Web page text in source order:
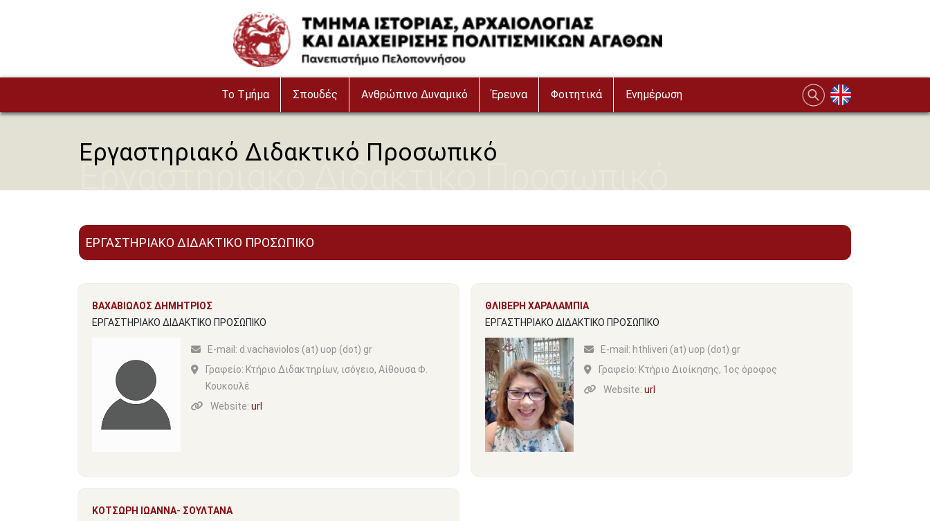
Image
To Τμήμα Σπουδές Ανθρώπινο Δυναμικό Έρευνα Φοιτητικά Ενημέρωση
Εργαστηριακό Διδακτικό Προσωπικό
Εργαστηριακό Διδακτικό Προσωπικό
ΕΡΓΑΣΤΗΡΙΑΚΟ ΔΙΔΑΚΤΙΚΟ ΠΡΟΣΩΠΙΚΟ
ΒΑΧΑΒΙΩΛΟΣ ΔΗΜΗΤΡΙΟΣ
ΕΡΓΑΣΤΗΡΙΑΚΟ ΔΙΔΑΚΤΙΚΟ ΠΡΟΣΩΠΙΚΟ
Ε-mail: d.vachaviolos (at) uop (dot) gr
Γραφείο: Κτήριο Διδακτηρίων, ισόγειο, Αίθουσα Φ.
Κουκουλέ
Website: url
ΘΛΙΒΕΡΗ ΧΑΡΑΛΑΜΠΙΑ
ΕΡΓΑΣΤΗΡΙΑΚΟ ΔΙΔΑΚΤΙΚΟ ΠΡΟΣΩΠΙΚΟ
Ε-mail: hthliveri (at) uop (dot) gr
Γραφείο: Kτήριο Διοίκησης, 1ος όροφος
Website: url
ΚΟΤΣΩΡΗ ΙΩΑΝΝΑ- ΣΟΥΛΤΑΝΑ